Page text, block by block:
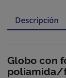
Descripción
Globo con
poliamida/